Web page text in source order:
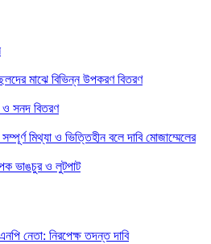
মাঝে বিভিন্ন উপকরণ বিতরণ
ও সনদ বিতরণ
মিথ্যা ও ভিত্তিহীন বলে দাবি মোজাম্মেলের
ভাঙচুর ও লুটপাট
নেতা: নিরপেক্ষ তদন্ত দাবি